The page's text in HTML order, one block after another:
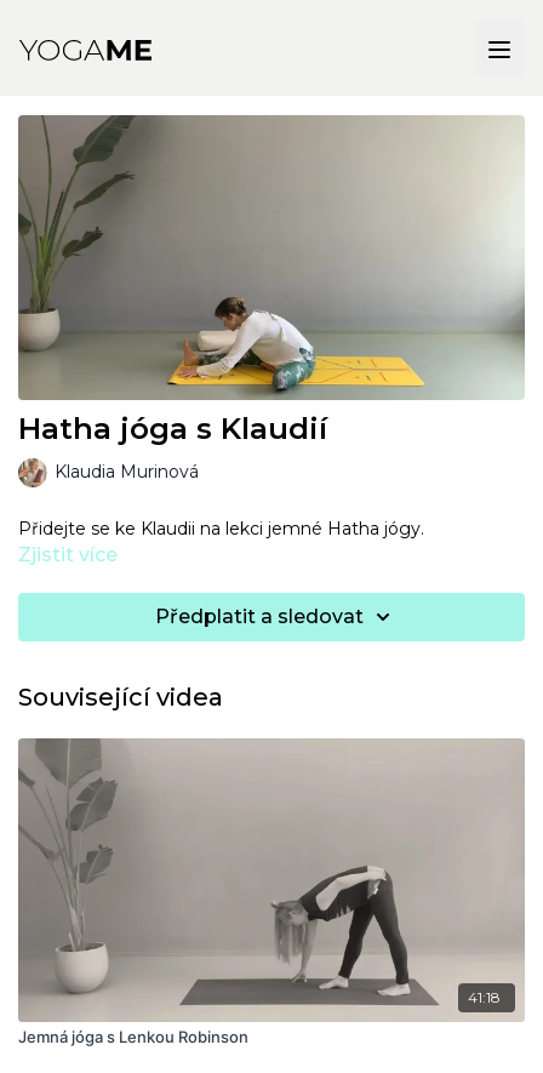
Hatha jóga s Klaudií
Klaudia Murinová
Přidejte se ke Klaudii na lekci jemné Hatha jógy.
Zjistit více
Předplatit a sledovat
Související videa
41:18
Jemná jóga s Lenkou Robinson